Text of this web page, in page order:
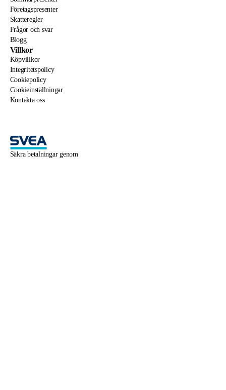
Företagspresenter
Skatteregler
Frågor och svar
Blogg
Villkor
Köpvillkor
Integritetspolicy
Cookiepolicy
Cookieinställningar
Kontakta oss
Säkra betalningar genom